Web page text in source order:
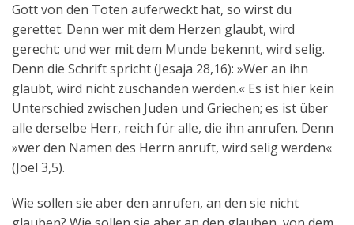
Gott von den Toten auferweckt hat, so wirst du
gerettet. Denn wer mit dem Herzen glaubt, wird
gerecht; und wer mit dem Munde bekennt, wird selig.
Denn die Schrift spricht (Jesaja 28,16): »Wer an ihn
glaubt, wird nicht zuschanden werden.« Es ist hier kein
Unterschied zwischen Juden und Griechen; es ist über
alle derselbe Herr, reich für alle, die ihn anrufen. Denn
»wer den Namen des Herrn anruft, wird selig werden«
(Joel 3,5).
Wie sollen sie aber den anrufen, an den sie nicht